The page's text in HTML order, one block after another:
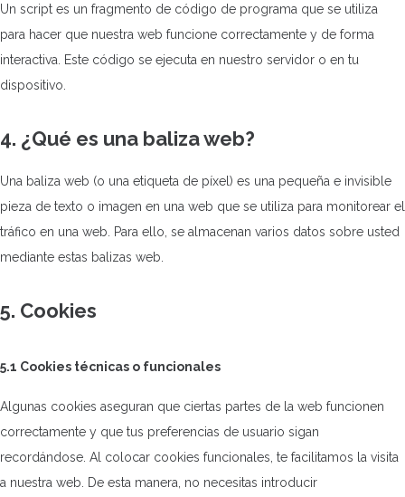
Un script es un fragmento de código de programa que se utiliza
para hacer que nuestra web funcione correctamente y de forma
interactiva. Este código se ejecuta en nuestro servidor o en tu
dispositivo.
4. ¿Qué es una baliza web?
Una baliza web (o una etiqueta de píxel) es una pequeña e invisible
pieza de texto o imagen en una web que se utiliza para monitorear el
tráfico en una web. Para ello, se almacenan varios datos sobre usted
mediante estas balizas web.
5. Cookies
5.1 Cookies técnicas o funcionales
Algunas cookies aseguran que ciertas partes de la web funcionen
correctamente y que tus preferencias de usuario sigan
recordándose. Al colocar cookies funcionales, te facilitamos la visita
a nuestra web. De esta manera, no necesitas introducir